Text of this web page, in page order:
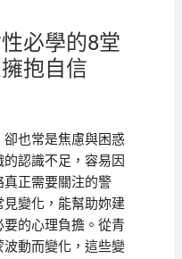
必學的8堂
抱自信
也常是焦慮與困惑
認識不足，容易因
正需要關注的警
變化，能幫助妳建
的心理負擔。從青
動而變化，這些變